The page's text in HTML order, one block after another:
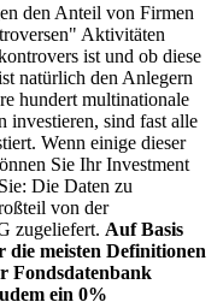
den Anteil von Firmen
Aktivitäten
ist und ob diese
natürlich den Anlegern
hundert multinationale
investieren, sind fast alle
Wenn einige dieser
Sie Ihr Investment
Die Daten zu
von der
zugeliefert. Auf Basis
meisten Definitionen
Fondsdatenbank
ein 0%